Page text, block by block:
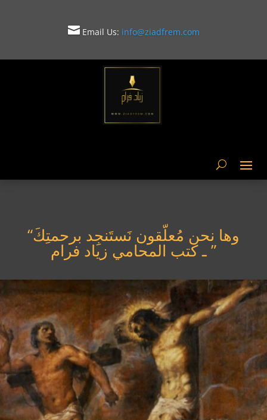
Email Us: info@ziadfrem.com

“وها نحن مُعلّقون نَستَنجِد برحمتِكَ
” ـ كتب المحامي زياد فرام